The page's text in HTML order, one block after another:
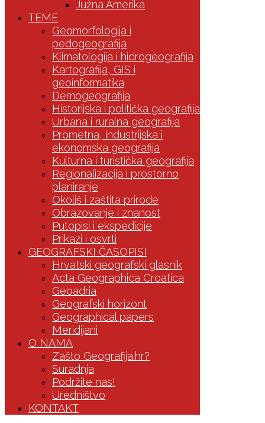
Južna Amerika
TEME
Geomorfologija i
pedogeografija
Klimatologija i hidrogeografija
Kartografija, GIS i
geoinformatika
Demogeografija
Historijska i politička geografija
Urbana i ruralna geografija
Prometna, industrijska i
ekonomska geografija
Kulturna i turistička geografija
Regionalizacija i prostorno
planiranje
Okoliš i zaštita prirode
Obrazovanje i znanost
Putopisi i ekspedicije
Prikazi i osvrti
GEOGRAFSKI ČASOPISI
Hrvatski geografski glasnik
Acta Geographica Croatica
Geoadria
Geografski horizont
Geographical papers
Meridijani
O NAMA
Zašto Geografija.hr?
Suradnja
Podržite nas!
Uredništvo
KONTAKT